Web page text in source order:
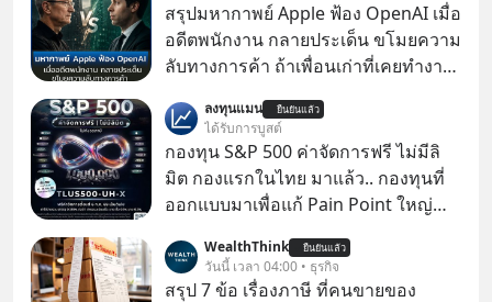
สรุปมหากาพย์ Apple ฟ้อง OpenAI เมื่อ
อดีตพนักงาน กลายประเด็น ขโมยความ
ลับทางการค้า ถ้าเพื่อนเก่าที่เคยทำงาน
เก่าที่เขาเคยทำไว้ ตอนยังอยู่บริษัท
เดียวกัน
ลงทุนแมน ยืนยันแล้ว
ได้รับการบูสต์
กองทุน S&P 500 ค่าจัดการฟรี ไม่มีลิ
มิต กองแรกในไทย มาแล้ว.. กองทุนที่
ออกแบบมาเพื่อแก้ Pain Point ใหญ่
WealthThink ยืนยันแล้ว
วันนี้ เวลา 04:00 • ธุรกิจ
สรุป 7 ข้อ เรื่องภาษี ที่คนขายของ